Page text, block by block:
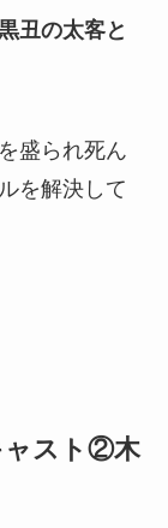
丑の太客と
盛られ死ん
を解決して
ャスト②木